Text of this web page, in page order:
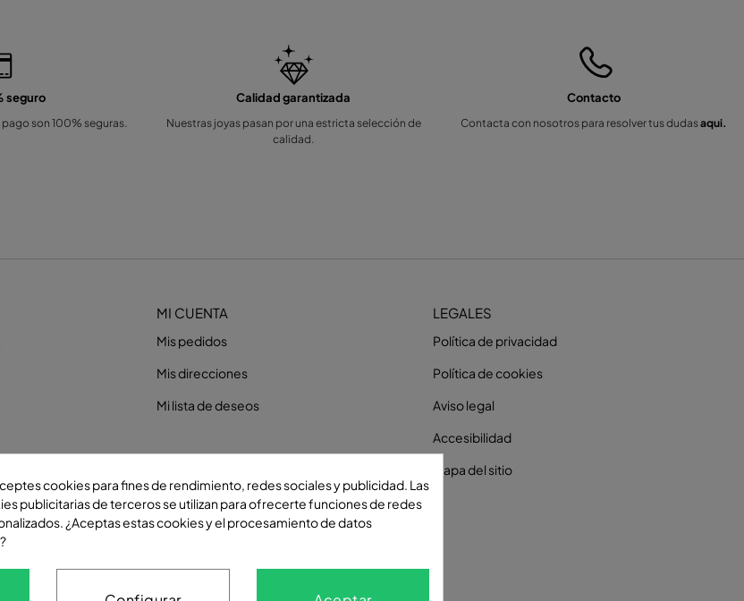
seguro
son 100% seguras.
Calidad garantizada
Nuestras joyas pasan por una estricta selección de
calidad.
Contacto
Contacta con nosotros para resolver tus dudasaqui.
MI CUENTA
Mis pedidos
Mis direcciones
Mi lista de deseos
LEGALES
Política de privacidad
Política de cookies
Aviso legal
Accesibilidad
Mapa del sitio
cookies para fines de rendimiento, redes sociales y publicidad. Las
publicitarias de terceros se utilizan para ofrecerte funciones de redes
¿Aceptas estas cookies y el procesamiento de datos